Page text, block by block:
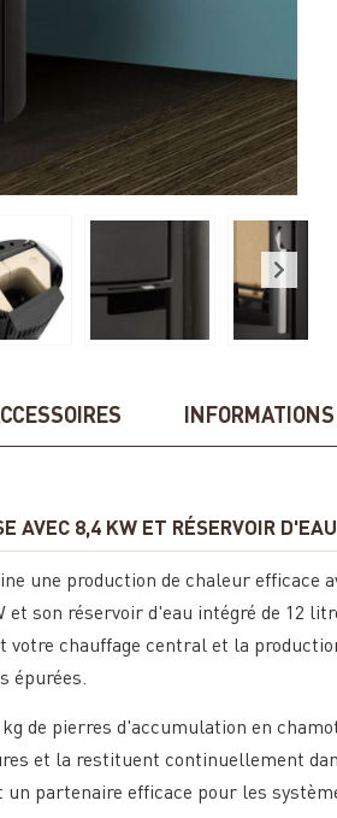
AVEC 8,4 KW ET RÉSERVOIR D'EAU
une production de chaleur efficace
et son réservoir d'eau intégré de 12
chauffage central et la
épurées.
de pierres d'accumulation en
et la restituent continuellement
partenaire efficace pour les